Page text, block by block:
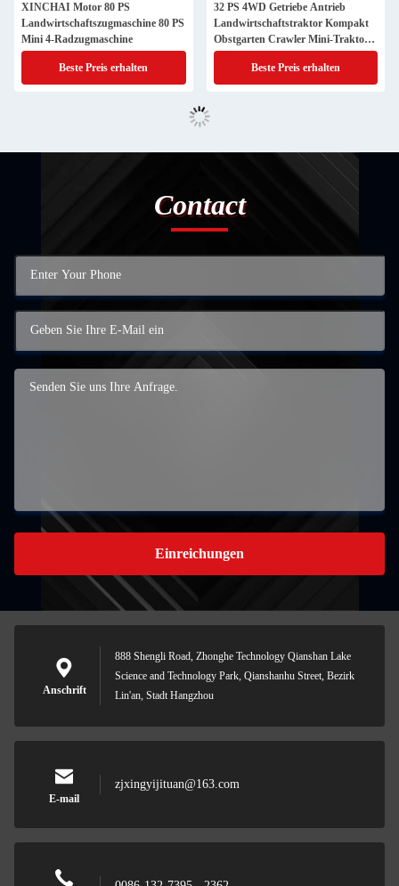
XINCHAI Motor 80 PS
Landwirtschaftszugmaschine 80 PS
Mini 4-Radzugmaschine
Beste Preis erhalten
32 PS 4WD Getriebe Antrieb
Landwirtschaftstraktor Kompakt
Obstgarten Crawler Mini-Traktor
CE-zertifiziert
Beste Preis erhalten
Contact
Einreichungen
Anschrift
888 Shengli Road, Zhonghe Technology Qianshan Lake
Science and Technology Park, Qianshanhu Street, Bezirk
Lin'an, Stadt Hangzhou
E-mail
zjxingyijituan@163.com